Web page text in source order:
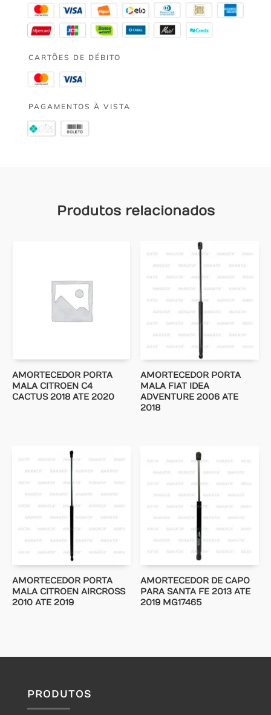
CARTÕES DE DÉBITO
PAGAMENTOS À VISTA
Produtos relacionados
AMORTECEDOR PORTA
MALA CITROEN C4
CACTUS 2018 ATE 2020
AMORTECEDOR PORTA
MALA FIAT IDEA
ADVENTURE 2006 ATE
2018
AMORTECEDOR PORTA
MALA CITROEN AIRCROSS
2010 ATE 2019
AMORTECEDOR DE CAPO
PARA SANTA FE 2013 ATE
2019 MG17465
PRODUTOS